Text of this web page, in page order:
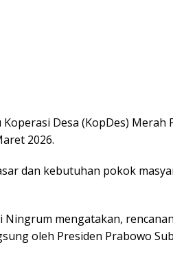
Koperasi Desa (KopDes) Merah
2026.
dan kebutuhan pokok
Ningrum mengatakan,
oleh Presiden Prabowo